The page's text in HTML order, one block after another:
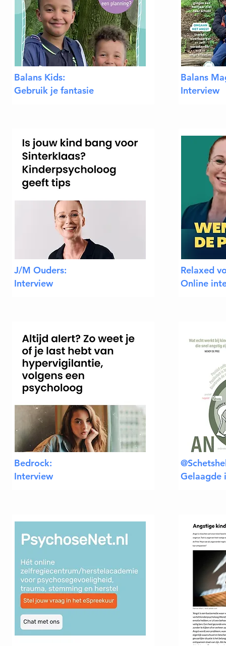
Balans Kids:
Gebruik je fantasie
J/M Ouders:
Interview
Bedrock:
Interview
Balans
Interview
Relaxed
Online
Gelaagde